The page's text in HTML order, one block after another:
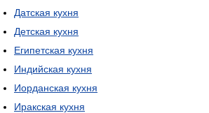
Датская кухня
Детская кухня
Египетская кухня
Индийская кухня
Иорданская кухня
Иракская кухня